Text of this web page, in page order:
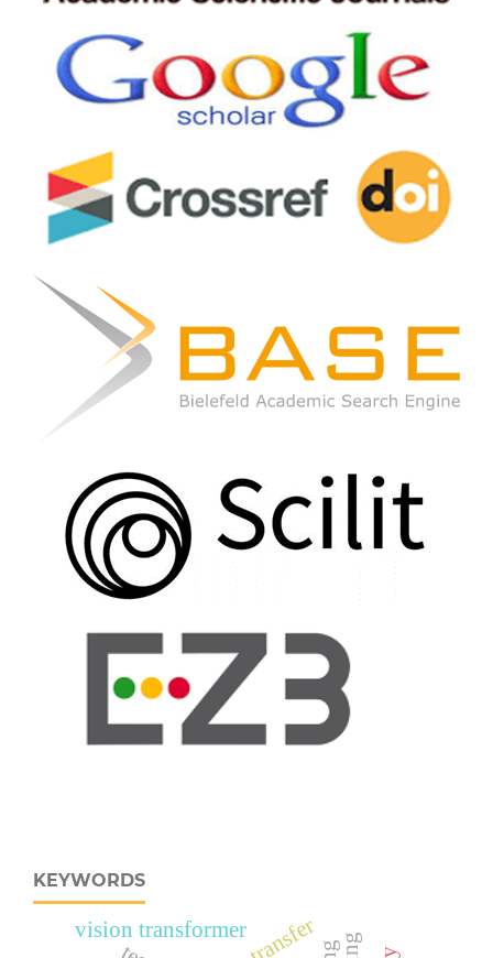
KEYWORDS
vision transformer